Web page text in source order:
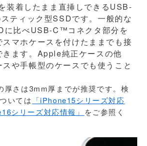
装着したまま直挿しできるUSB-
ティック型SSDです。一般的な
に比べUSB-C™コネクタ部分を
マホケースを付けたままでも接
きます。Apple純正ケースの他
や手帳型のケースでも使うこと
厚さは3mm厚までが推奨です。検
いては 「iPhone15シリーズ対応
シリーズ対応情報」
をご参照く